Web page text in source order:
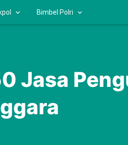
Bimbel Polri